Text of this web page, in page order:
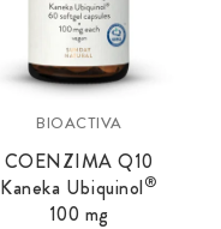
BIOACTIVA
COENZIMA Q10
Kaneka Ubiquinol®
100 mg